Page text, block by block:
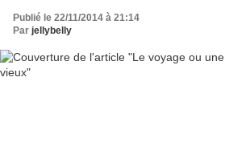
Publié le 22/11/2014 à 21:14
Par jellybelly